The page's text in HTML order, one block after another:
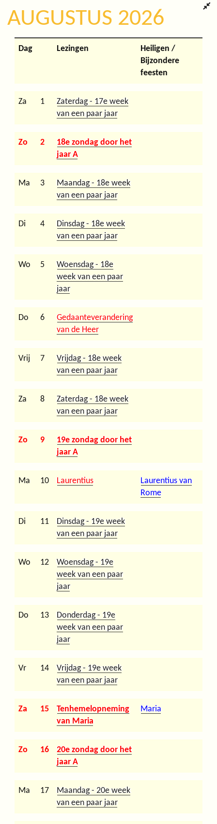
AUGUSTUS 2026
Dag Lezingen
Heiligen /
Bijzondere
feesten
Za 1
Zaterdag - 17e week
van een paar jaar
Zo 2
18e zondag door het
jaar A
Ma 3
Maandag - 18e week
van een paar jaar
Di 4
Dinsdag - 18e week
van een paar jaar
Wo 5
Woensdag - 18e
week van een paar
jaar
Do 6
Gedaanteverandering
van de Heer
Vrij 7
Vrijdag - 18e week
van een paar jaar
Za 8
Zaterdag - 18e week
van een paar jaar
Zo 9
19e zondag door het
jaar A
Ma 10 Laurentius
Laurentius van
Rome
Di 11
Dinsdag - 19e week
van een paar jaar
Wo 12
Woensdag - 19e
week van een paar
jaar
Do 13
Donderdag - 19e
week van een paar
jaar
Vr 14
Vrijdag - 19e week
van een paar jaar
Za 15
Tenhemelopneming
van Maria
Maria
Zo 16
20e zondag door het
jaar A
Ma 17
Maandag - 20e week
van een paar jaar